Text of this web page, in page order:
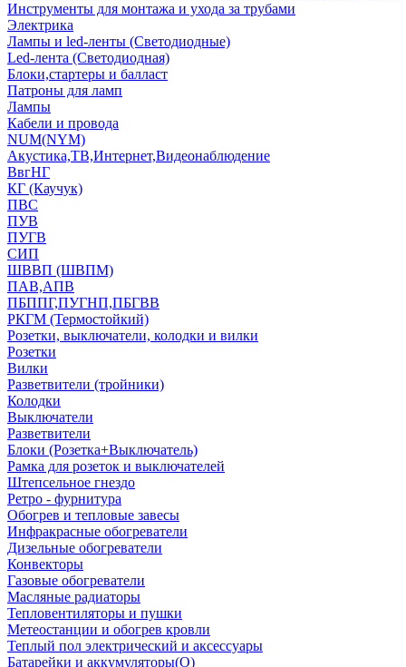
Инструменты для монтажа и ухода за трубами
Электрика
Лампы и led-ленты (Светодиодные)
Led-лента (Светодиодная)
Блоки,стартеры и балласт
Патроны для ламп
Лампы
Кабели и провода
NUM(NYM)
Акустика,ТВ,Интернет,Видеонаблюдение
ВвгНГ
КГ (Каучук)
ПВС
ПУВ
ПУГВ
СИП
ШВВП (ШВПМ)
ПАВ,АПВ
ПБППГ,ПУГНП,ПБГВВ
РКГМ (Термостойкий)
Розетки, выключатели, колодки и вилки
Розетки
Вилки
Разветвители (тройники)
Колодки
Выключатели
Разветвители
Блоки (Розетка+Выключатель)
Рамка для розеток и выключателей
Штепсельное гнездо
Ретро - фурнитура
Обогрев и тепловые завесы
Инфракрасные обогреватели
Дизельные обогреватели
Конвекторы
Газовые обогреватели
Масляные радиаторы
Тепловентиляторы и пушки
Метеостанции и обогрев кровли
Теплый пол электрический и аксессуары
Батарейки и аккумуляторы(О)